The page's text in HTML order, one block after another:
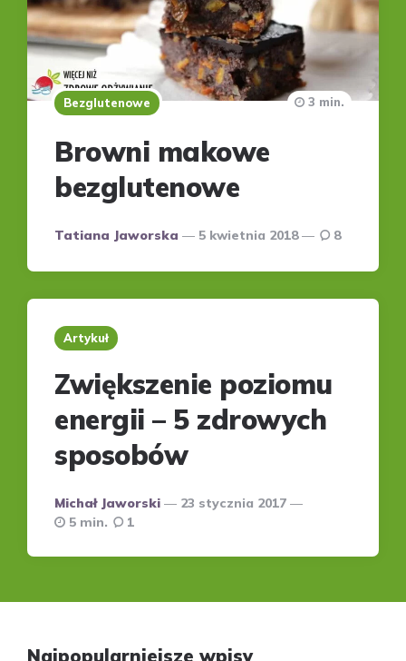
Bezglutenowe
Browni makowe
bezglutenowe
Posted
Tatiana Jaworska 5 kwietnia 2018
3 min.
8
Artykuł
Zwiększenie poziomu
energii – 5 zdrowych
sposobów
Posted
by
Michał Jaworski
23 stycznia 2017
5 min.
1
Najpopularniejsze wpisy